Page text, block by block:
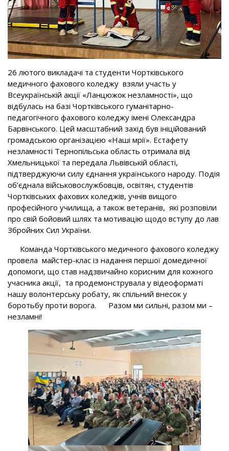
26 лютого викладачі та студенти Чортківського
медичного фахового коледжу взяли участь у
Всеукраїнській акції «Ланцюжок незламності», що
відбулась на базі Чортківського гуманітарно-
педагогічного фахового коледжу імені Олександра
Барвінського. Цей масштабний захід був ініційований
громадською організацією «Наші мрії». Естафету
незламності Тернопільська область отримала від
Хмельницької та передала Львівській області,
підтверджуючи силу єднання українського народу. Подія
об’єднала військовослужбовців, освітян, студентів
Чортківських фахових коледжів, учнів вищого
професійного училища, а також ветеранів, які розповіли
про свій бойовий шлях та мотивацію щодо вступу до лав
Збройних Сил України.
Команда Чортківського медичного фахового коледжу
провела майстер-клас із надання першої домедичної
допомоги, що став надзвичайно корисним для кожного
учасника акції, та продемонструвала у відеоформаті
нашу волонтерську робату, як спільний внесок у
боротьбу проти ворога. Разом ми сильні, разом ми –
незламні!